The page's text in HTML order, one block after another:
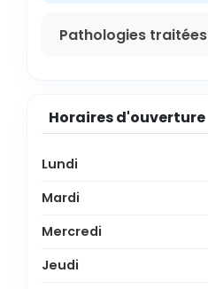
Pathologies traitées
Horaires d'ouverture
Lundi
Mardi
Mercredi
Jeudi